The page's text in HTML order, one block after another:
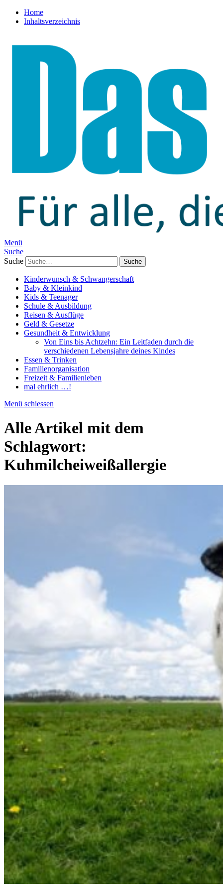
Home
Inhaltsverzeichnis
Menü
Suche
Suche
Kinderwunsch & Schwangerschaft
Baby & Kleinkind
Kids & Teenager
Schule & Ausbildung
Reisen & Ausflüge
Geld & Gesetze
Gesundheit & Entwicklung
Von Eins bis Achtzehn: Ein Leitfaden durch die
verschiedenen Lebensjahre deines Kindes
Essen & Trinken
Familienorganisation
Freizeit & Familienleben
mal ehrlich …!
Menü schiessen
Alle Artikel mit dem
Schlagwort:
Kuhmilcheiweißallergie